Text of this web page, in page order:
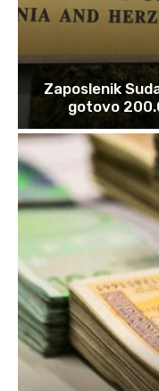
Zaposlenik
gotovo